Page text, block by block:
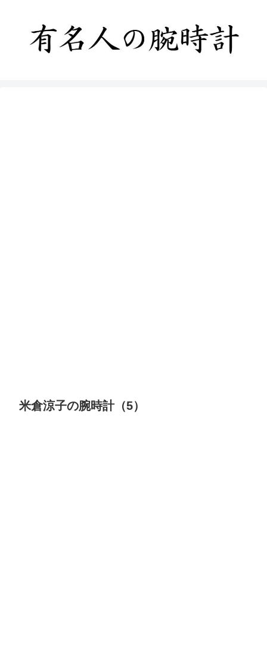
米倉涼子の腕時計（5）